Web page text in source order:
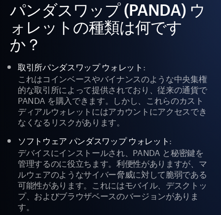
パンダスワップ (PANDA) ウ
ォレットの種類は何です
か？
取引所パンダスワップ ウォレット :
これはコインベースやバイナンスのような中央集権
的な取引所によって提供されており、従来の通貨で
PANDA を購入できます。しかし、これらのカスト
ディアルウォレットにはアカウントにアクセスでき
なくなるリスクがあります。
ソフトウェア パンダスワップ ウォレット :
デバイスにインストールされ、PANDA と秘密鍵を
管理するのに役立ちます。利便性がありますが、マ
ルウェアのようなサイバー脅威に対して脆弱である
可能性があります。これにはモバイル、デスクトッ
プ、およびブラウザベースのバージョンがありま
す。